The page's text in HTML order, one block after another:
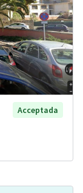
Acceptada